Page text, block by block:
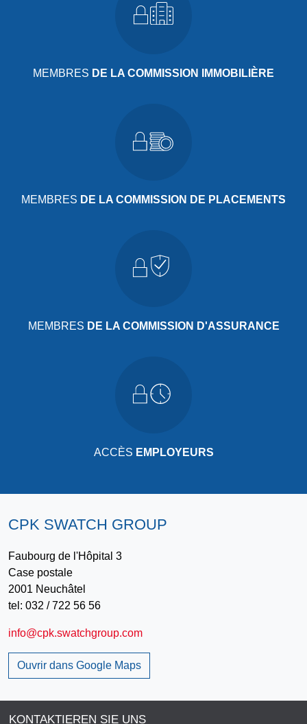
MEMBRES DE LA COMMISSION IMMOBILIÈRE
MEMBRES DE LA COMMISSION DE PLACEMENTS
MEMBRES DE LA COMMISSION D'ASSURANCE
ACCÈS EMPLOYEURS
CPK SWATCH GROUP
Faubourg de l'Hôpital 3
Case postale
2001 Neuchâtel
tel: 032 / 722 56 56
info@cpk.swatchgroup.com
Ouvrir dans Google Maps
KONTAKTIEREN SIE UNS